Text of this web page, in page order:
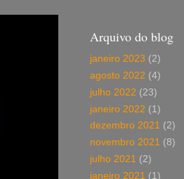
Arquivo do blog
janeiro 2023 (2)
agosto 2022 (4)
julho 2022 (23)
janeiro 2022 (1)
dezembro 2021 (2)
novembro 2021 (8)
julho 2021 (2)
janeiro 2021 (1)